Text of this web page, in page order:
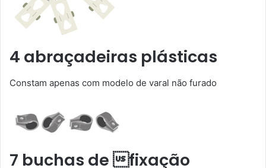
4 abraçadeiras plásticas
Constam apenas com modelo de varal não furado
7 buchas de fixação